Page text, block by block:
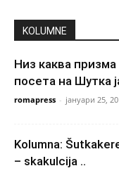
KOLUMNE
Низ каква
посета на Шутка
romapress - јануари 25,
Kolumna:
– skakulcija ..